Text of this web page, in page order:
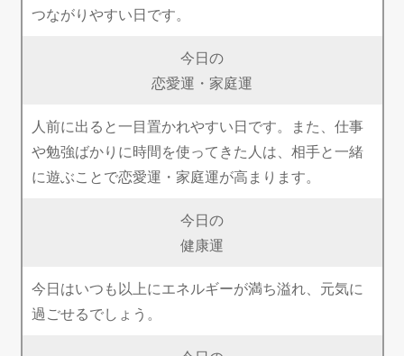
つながりやすい日です。
今日の
恋愛運・家庭運
人前に出ると一目置かれやすい日です。また、仕事
や勉強ばかりに時間を使ってきた人は、相手と一緒
に遊ぶことで恋愛運・家庭運が高まります。
今日の
健康運
今日はいつも以上にエネルギーが満ち溢れ、元気に
過ごせるでしょう。